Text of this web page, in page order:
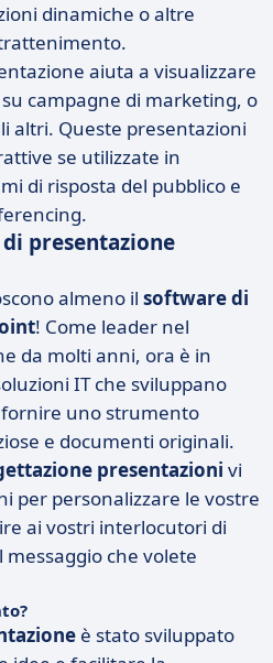
dinamiche o altre
aiuta a visualizzare
campagne di marketing, o
altri. Queste presentazioni
se utilizzate in
di risposta del pubblico e
presentazione
almeno il software di
! Come leader nel
da molti anni, ora è in
IT che sviluppano
uno strumento
e documenti originali.
presentazioni vi
per personalizzare le vostre
ai vostri interlocutori di
che volete
è stato sviluppato